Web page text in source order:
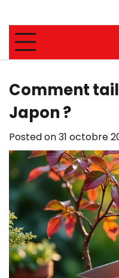
Comment
Japon ?
Posted on31 octobre